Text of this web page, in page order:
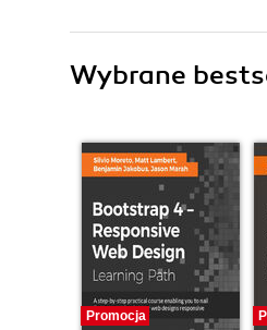
Wybrane
Promocja